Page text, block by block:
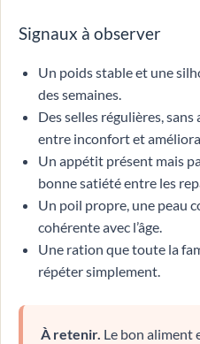
Signaux à observer
Un poids stable et une
des semaines.
Des selles régulières,
entre inconfort et
Un appétit présent mais
bonne satiété entre les
Un poil propre, une peau
cohérente avec l’âge.
Une ration que toute la
répéter simplement.
À retenir. Le bon aliment